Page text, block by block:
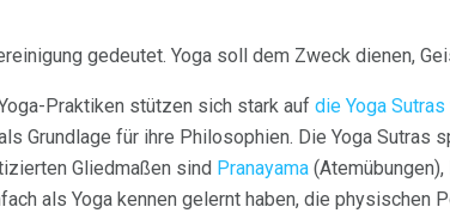
gedeutet. Yoga soll dem Zweck dienen,
Praktiken stützen sich stark auf die Yoga
Grundlage für ihre Philosophien. Die Yoga Sutras
Gliedmaßen sind Pranayama
als Yoga kennen gelernt haben, die physischen